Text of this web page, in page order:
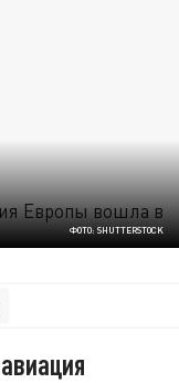
ФОТО: SHUTTERSTOCK